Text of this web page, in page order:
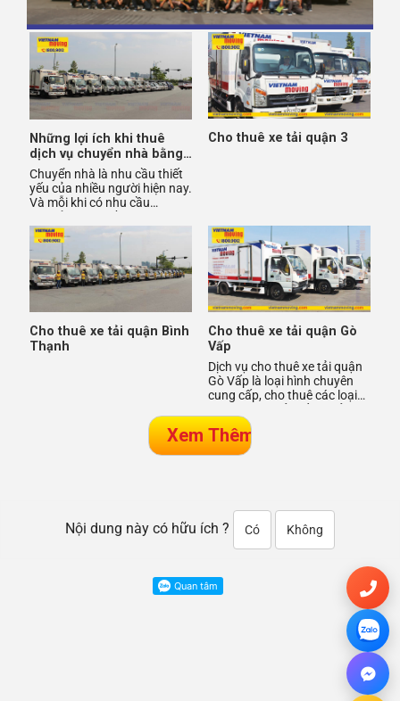
Những lợi ích khi thuê
dịch vụ chuyển nhà bằng
xe tải
Chuyển nhà là nhu cầu thiết
yếu của nhiều người hiện nay.
Và mỗi khi có nhu cầu
chuyển nhà, nhiều người băn
khoăn không biết nên c
Cho thuê xe tải quận 3
Cho thuê xe tải quận Bình
Thạnh
Cho thuê xe tải quận Gò
Vấp
Dịch vụ cho thuê xe tải quận
Gò Vấp là loại hình chuyên
cung cấp, cho thuê các loại
nhiều tải trọn
Nội dung này có hữu ích ? Có Không